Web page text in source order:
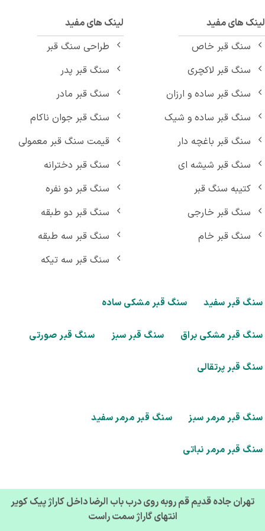
های مفید
سنگ قبر خاص
سنگ قبر لاکچری
سنگ قبر ساده و ارزان
سنگ قبر ساده و شیک
سنگ قبر باغچه دار
سنگ قبر شیشه ای
کتیبه سنگ قبر
سنگ قبر خارجی
سنگ قبر خام
لینک های مفید
طراحی سنگ قبر
سنگ قبر پدر
سنگ قبر مادر
سنگ قبر جوان ناکام
قیمت سنگ قبر معمولی
سنگ قبر دخترانه
سنگ قبر دو نفره
سنگ قبر دو طبقه
سنگ قبر سه طبقه
سنگ قبر سه تیکه
قبر سفید سنگ قبر مشکی ساده
قبر مشکی براق سنگ قبر سبز سنگ قبر صورتی
قبر پرتقالی
قبر مرمر سبز سنگ قبر مرمر سفید
قبر مرمر نباتی
تهران جاده قدیم قم روبه روی درب باب الرضا داخل کاراژ پیک کویر
انتهای گاراژ سمت راست